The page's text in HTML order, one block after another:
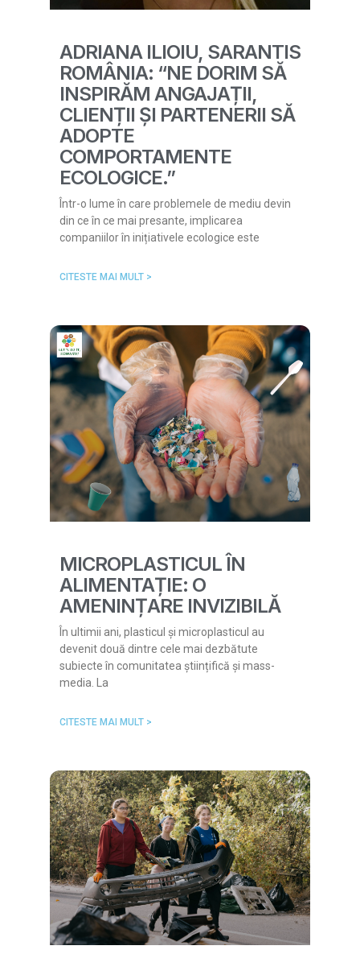
ADRIANA ILIOIU, SARANTIS
ROMÂNIA: “NE DORIM SĂ
INSPIRĂM ANGAJAȚII,
CLIENȚII ȘI PARTENERII SĂ
ADOPTE
COMPORTAMENTE
ECOLOGICE.”
Într-o lume în care problemele de mediu devin
din ce în ce mai presante, implicarea
companiilor în inițiativele ecologice este
CITESTE MAI MULT >
MICROPLASTICUL ÎN
ALIMENTAȚIE: O
AMENINȚARE INVIZIBILĂ
În ultimii ani, plasticul și microplasticul au
devenit două dintre cele mai dezbătute
subiecte în comunitatea științifică și mass-
media. La
CITESTE MAI MULT >